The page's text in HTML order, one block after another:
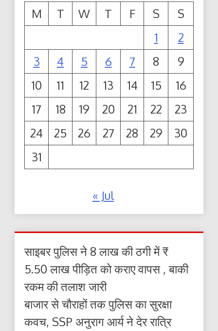
M
T W T F S
S
1
2
3
4 5 6 7 8
9
10
11 12 13 14 15
16
17
18 19 20 21 22
23
24
25 26 27 28 29
30
31
« Jul
साइबर पुलिस ने 8 लाख की ठगी में ₹
5.50 लाख पीड़ित को कराए वापस , बाकी
रकम की तलाश जारी
बाजार से चौराहों तक पुलिस का सुरक्षा
कवच, SSP अनुराग आर्य ने देर रात्रि